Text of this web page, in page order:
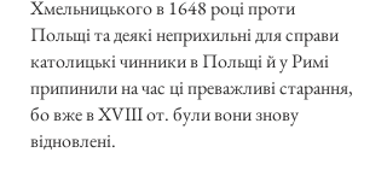
Хмельницького в 1648 році проти
Польщі та деякі неприхильні для справи
католицькі чинники в Польщі й у Римі
припинили на час ці преважливі старання,
бо вже в XVIII от. були вони знову
відновлені.